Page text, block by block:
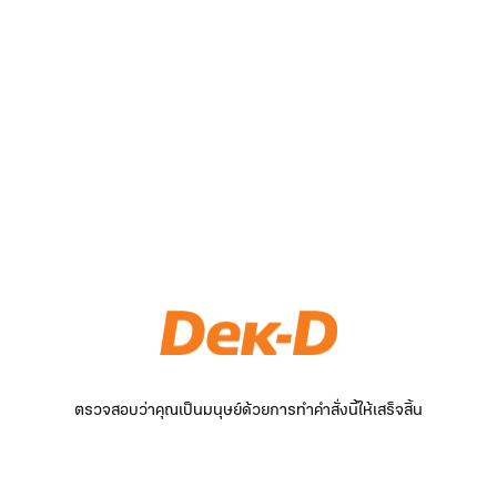
ตรวจสอบว่าคุณเป็นมนุษย์ด้วยการทำคำสั่งนี้ให้เสร็จสิ้น